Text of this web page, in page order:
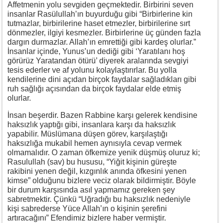
Affetmenin yolu sevgiden geçmektedir. Birbirini seven
insanlar Rasülullah’ın buyurduğu gibi “Birbirlerine kin
tutmazlar, birbirilerine haset etmezler, birbirilerine sırt
dönmezler, ilgiyi kesmezler. Birbirlerine üç günden fazla
dargın durmazlar. Allah’ın emrettiği gibi kardeş olurlar.”
İnsanlar içinde, Yunus’un dediği gibi ‘Yaratılanı hoş
görürüz Yaratandan ötürü’ diyerek aralarında sevgiyi
tesis ederler ve af yolunu kolaylaştırırlar. Bu yolla
kendilerine dini açıdan birçok faydalar sağladıkları gibi
ruh sağlığı açısından da birçok faydalar elde etmiş
olurlar.
İnsan beşerdir. Bazen Rabbine karşı gelerek kendisine
haksızlık yaptığı gibi, insanlara karşı da haksızlık
yapabilir. Müslümana düşen görev, karşılaştığı
haksızlığa mukabil hemen aynısıyla cevap vermek
olmamalıdır. O zaman öfkemize yenik düşmüş oluruz ki;
Rasulullah (sav) bu hususu, “Yiğit kişinin güreşte
rakibini yenen değil, kızgınlık anında öfkesini yenen
kimse” olduğunu bizlere veciz olarak bildirmiştir. Böyle
bir durum karşısında asıl yapmamız gereken şey
sabretmektir. Çünkü “Uğradığı bu haksızlık nedeniyle
kişi sabrederse Yüce Allah’ın o kişinin şerefini
artıracağını” Efendimiz bizlere haber vermiştir.